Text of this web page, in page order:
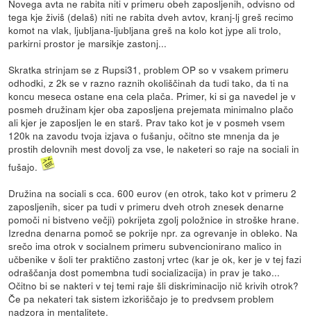
Novega avta ne rabita niti v primeru obeh zaposljenih, odvisno od
tega kje živiš (delaš) niti ne rabita dveh avtov, kranj-lj greš recimo
komot na vlak, ljubljana-ljubljana greš na kolo kot jype ali trolo,
parkirni prostor je marsikje zastonj...
Skratka strinjam se z Rupsi31, problem OP so v vsakem primeru
odhodki, z 2k se v razno raznih okoliščinah da tudi tako, da ti na
koncu meseca ostane ena cela plača. Primer, ki si ga navedel je v
posmeh družinam kjer oba zaposljena prejemata minimalno plačo
ali kjer je zaposljen le en starš. Prav tako kot je v posmeh vsem
120k na zavodu tvoja izjava o fušanju, očitno ste mnenja da je
prostih delovnih mest dovolj za vse, le naketeri so raje na sociali in
fušajo.
Družina na sociali s cca. 600 eurov (en otrok, tako kot v primeru 2
zaposljenih, sicer pa tudi v primeru dveh otroh znesek denarne
pomoči ni bistveno večji) pokrijeta zgolj položnice in stroške hrane.
Izredna denarna pomoč se pokrije npr. za ogrevanje in obleko. Na
srečo ima otrok v socialnem primeru subvencionirano malico in
učbenike v šoli ter praktično zastonj vrtec (kar je ok, ker je v tej fazi
odraščanja dost pomembna tudi socializacija) in prav je tako...
Očitno bi se nakteri v tej temi raje šli diskriminacijo nič krivih otrok?
Če pa nekateri tak sistem izkoriščajo je to predvsem problem
nadzora in mentalitete.